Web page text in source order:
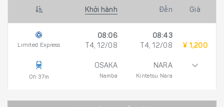
Khởi hành Đến Giá
Limited Express
0h 37m
08:06
T4, 12/08
OSAKA
Namba
08:43
T4, 12/08
NARA
Kintetsu Nara
¥ 1,200